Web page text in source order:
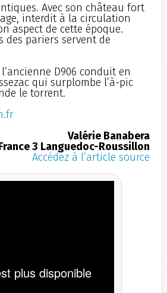
Avec son château fort
interdit à la circulation
aspect de cette époque.
des pariers servent de
D906 conduit en
qui surplombe l’à-pic
le torrent.
Valérie Banabera
3 Languedoc-Roussillon
Accédez à l’article source